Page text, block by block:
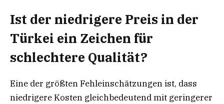
Ist der niedrigere Preis in der
Türkei ein Zeichen für
schlechtere Qualität?
Eine der größten Fehleinschätzungen ist, dass
niedrigere Kosten gleichbedeutend mit geringerer